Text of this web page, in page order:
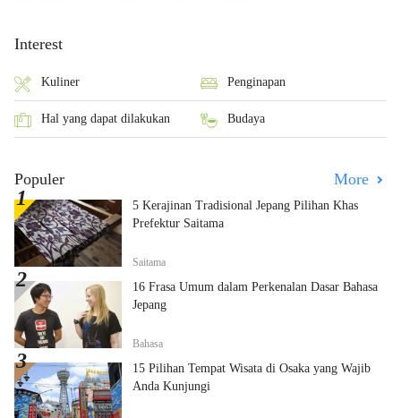
Interest
Kuliner Penginapan
Hal yang dapat dilakukan Budaya
Populer More
5 Kerajinan Tradisional Jepang Pilihan Khas
Prefektur Saitama
Saitama
16 Frasa Umum dalam Perkenalan Dasar Bahasa
Jepang
Bahasa
15 Pilihan Tempat Wisata di Osaka yang Wajib
Anda Kunjungi